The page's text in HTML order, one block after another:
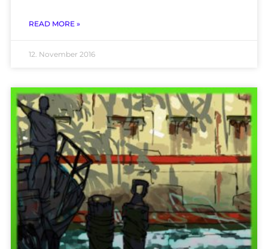
READ MORE »
12. November 2016